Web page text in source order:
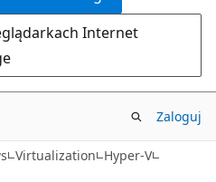
Internet
Zaloguj
Virtualization Hyper-V